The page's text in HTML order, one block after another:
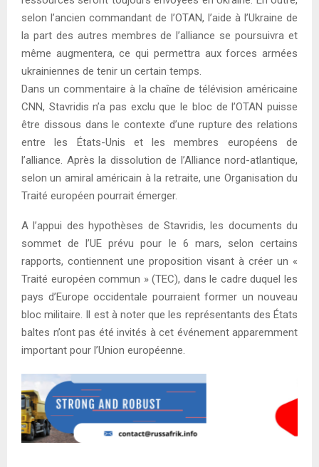
selon l’ancien commandant de l’OTAN, l’aide à l’Ukraine de
la part des autres membres de l’alliance se poursuivra et
même augmentera, ce qui permettra aux forces armées
ukrainiennes de tenir un certain temps.
Dans un commentaire à la chaîne de télévision américaine
CNN, Stavridis n’a pas exclu que le bloc de l’OTAN puisse
être dissous dans le contexte d’une rupture des relations
entre les États-Unis et les membres européens de
l’alliance. Après la dissolution de l’Alliance nord-atlantique,
selon un amiral américain à la retraite, une Organisation du
Traité européen pourrait émerger.
A l’appui des hypothèses de Stavridis, les documents du
sommet de l’UE prévu pour le 6 mars, selon certains
rapports, contiennent une proposition visant à créer un «
Traité européen commun » (TEC), dans le cadre duquel les
pays d’Europe occidentale pourraient former un nouveau
bloc militaire. Il est à noter que les représentants des États
baltes n’ont pas été invités à cet événement apparemment
important pour l’Union européenne.